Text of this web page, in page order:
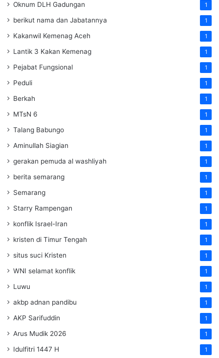
Oknum DLH Gadungan 1
berikut nama dan Jabatannya 1
Kakanwil Kemenag Aceh 1
Lantik 3 Kakan Kemenag 1
Pejabat Fungsional 1
Peduli 1
Berkah 1
MTsN 6 1
Talang Babungo 1
Aminullah Siagian 1
gerakan pemuda al washliyah 1
berita semarang 1
Semarang 1
Starry Rampengan 1
konflik Israel-Iran 1
kristen di Timur Tengah 1
situs suci Kristen 1
WNI selamat konflik 1
Luwu 1
akbp adnan pandibu 1
AKP Sarifuddin 1
Arus Mudik 2026 1
Idulfitri 1447 H 1